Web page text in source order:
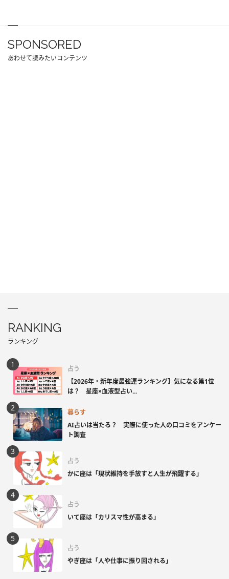
SPONSORED
あわせて読みたいコンテンツ
RANKING
ランキング
占う
【2026年・新年度最強運ランキング】気になる第1位
は？ 星座×血液型占い...
暮らす
AI占いは当たる？ 実際に使った人の口コミをアンケー
ト調査
占う
かに座は「現状維持を手放すと人生が飛躍する」
占う
いて座は「カリスマ性が高まる」
占う
やぎ座は「人や仕事に振り回される」